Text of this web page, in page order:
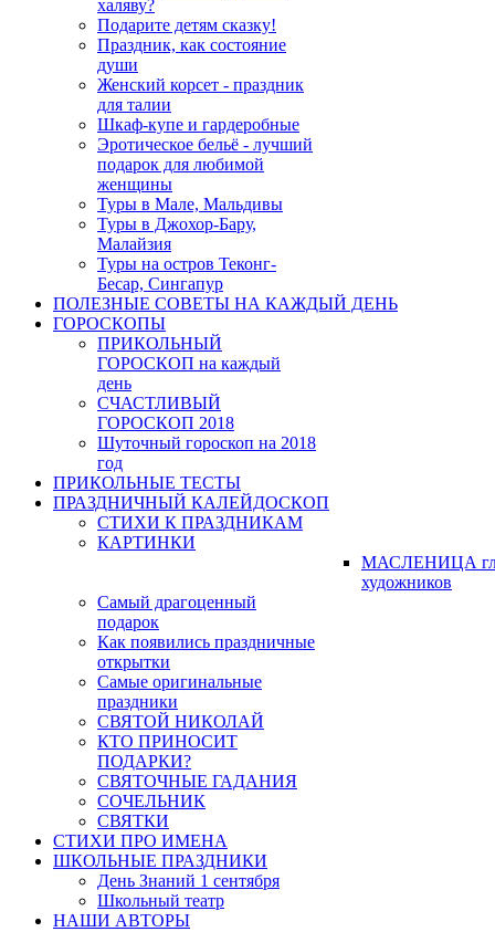
халяву?
Подарите детям сказку!
Праздник, как состояние
души
Женский корсет - праздник
для талии
Шкаф-купе и гардеробные
Эротическое бельё - лучший
подарок для любимой
женщины
Туры в Мале, Мальдивы
Туры в Джохор-Бару,
Малайзия
Туры на остров Теконг-
Бесар, Сингапур
ПОЛЕЗНЫЕ СОВЕТЫ НА КАЖДЫЙ ДЕНЬ
ГОРОСКОПЫ
ПРИКОЛЬНЫЙ
ГОРОСКОП на каждый
день
СЧАСТЛИВЫЙ
ГОРОСКОП 2018
Шуточный гороскоп на 2018
год
ПРИКОЛЬНЫЕ ТЕСТЫ
ПРАЗДНИЧНЫЙ КАЛЕЙДОСКОП
СТИХИ К ПРАЗДНИКАМ
КАРТИНКИ
МАСЛЕНИЦА
художников
Самый драгоценный
подарок
Как появились праздничные
открытки
Самые оригинальные
праздники
СВЯТОЙ НИКОЛАЙ
КТО ПРИНОСИТ
ПОДАРКИ?
СВЯТОЧНЫЕ ГАДАНИЯ
СОЧЕЛЬНИК
СВЯТКИ
СТИХИ ПРО ИМЕНА
ШКОЛЬНЫЕ ПРАЗДНИКИ
День Знаний 1 сентября
Школьный театр
НАШИ АВТОРЫ